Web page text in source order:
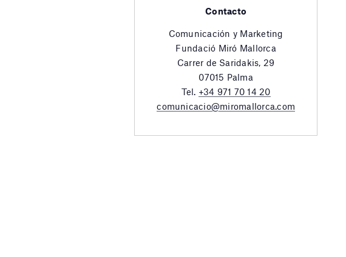
Contacto
Comunicación y Marketing
Fundació Miró Mallorca
Carrer de Saridakis, 29
07015 Palma
Tel. +34 971 70 14 20
comunicacio@miromallorca.com